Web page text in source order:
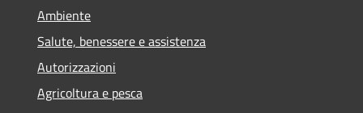
Ambiente
Salute, benessere e assistenza
Autorizzazioni
Agricoltura e pesca